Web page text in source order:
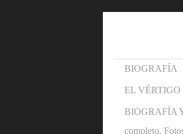
BIOGRAFÍA
EL
BIOGRAFÍA
completo.